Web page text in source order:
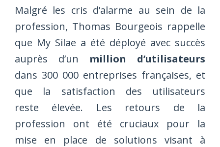
Malgré les cris d’alarme au sein de la
profession, Thomas Bourgeois rappelle
que My Silae a été déployé avec succès
auprès d’un million d’utilisateurs
dans 300 000 entreprises françaises, et
que la satisfaction des utilisateurs
reste élevée. Les retours de la
profession ont été cruciaux pour la
mise en place de solutions visant à